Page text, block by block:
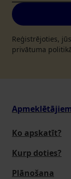
Reģistrējoties,
privātuma
Ko apskatīt?
Kurp doties?
Plānošana